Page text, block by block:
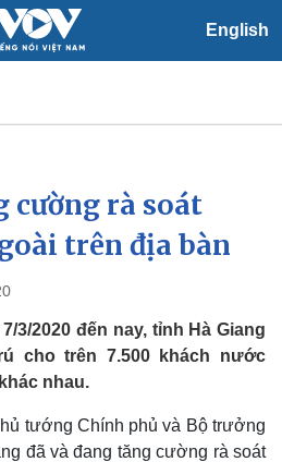
English
Xã hội
Tin 24h
Dự báo thời tiết
Việc làm
Biển đảo
cường rà soát
trên địa bàn
3/2020 đến nay, tỉnh Hà Giang
cho trên 7.500 khách nước
nhau.
tướng Chính phủ và Bộ trưởng
đã và đang tăng cường rà soát